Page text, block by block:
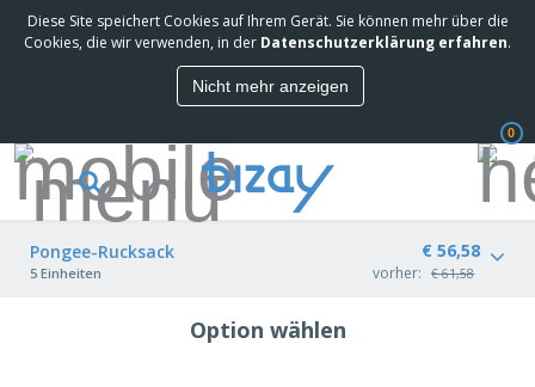
Diese Site speichert Cookies auf Ihrem Gerät. Sie können mehr über die
Cookies, die wir verwenden, in der Datenschutzerklärung erfahren.
Nicht mehr anzeigen
0
Pongee-Rucksack
5 Einheiten
€ 56,58
vorher: € 61,58
Option wählen